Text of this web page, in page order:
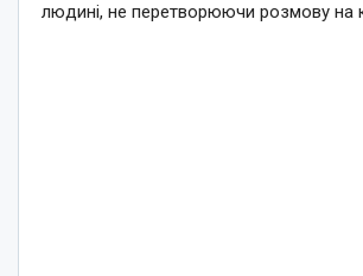
людині, не перетворюючи розмову на